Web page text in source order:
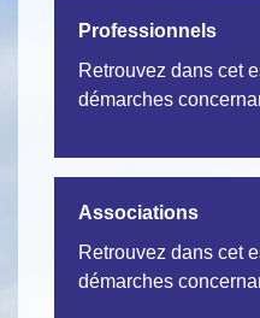
Professionnels
Retrouvez dans cet
démarches
Associations
Retrouvez dans cet
démarches